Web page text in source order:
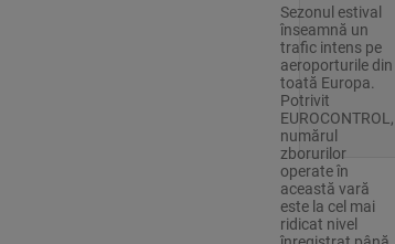
Sezonul estival
înseamnă un
trafic intens pe
aeroporturile din
toată Europa.
Potrivit
EUROCONTROL,
numărul
zborurilor
operate în
această vară
este la cel mai
ridicat nivel